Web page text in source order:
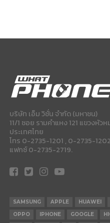
บริษัท เอ็ม วิชั่น จำกัด (มหาชน)
11/1 ซอย รามคำแหง 121 แขวงหั
ประเทศไทย
โทร 0-2735-1201 , 0-2735-
แฟกซ์ 0-2735-2719.
SAMSUNG APPLE HUAWEI
OPPO
IPHONE GOOGLE